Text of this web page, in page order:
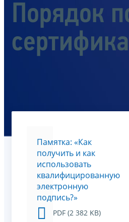
Порядок
Памятка: «Как
получить и как
использовать
квалифицированную
электронную
подпись?»
PDF (2 382 KB)